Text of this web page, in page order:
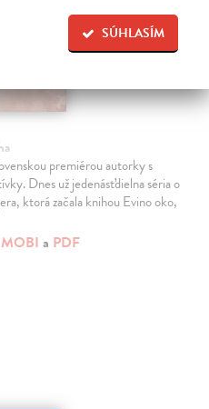
SÚHLASÍM
premiérou autorky s
Dnes už jedenásťdielna séria o
ktorá začala knihou Evino oko,
MOBI a PDF